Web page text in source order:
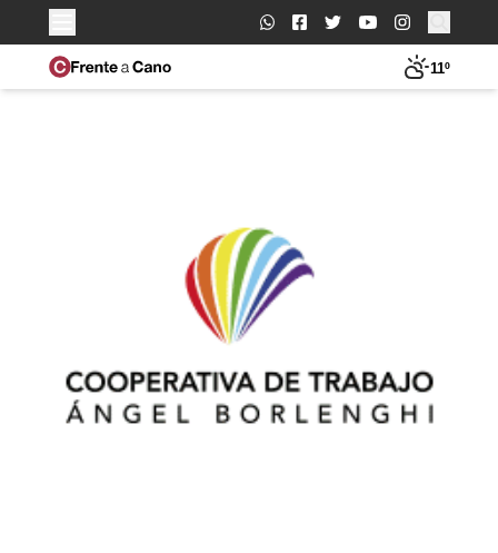
Buscar:
11º